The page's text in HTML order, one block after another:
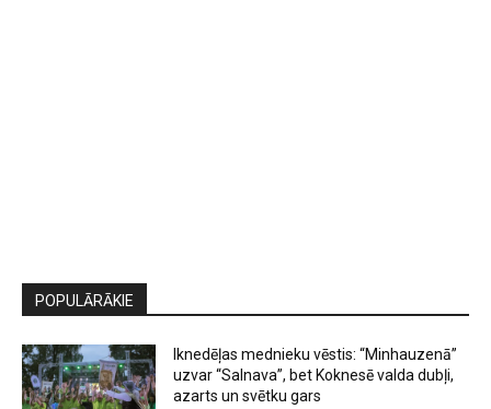
POPULĀRĀKIE
Iknedēļas mednieku vēstis: “Minhauzenā”
uzvar “Salnava”, bet Koknesē valda dubļi,
azarts un svētku gars